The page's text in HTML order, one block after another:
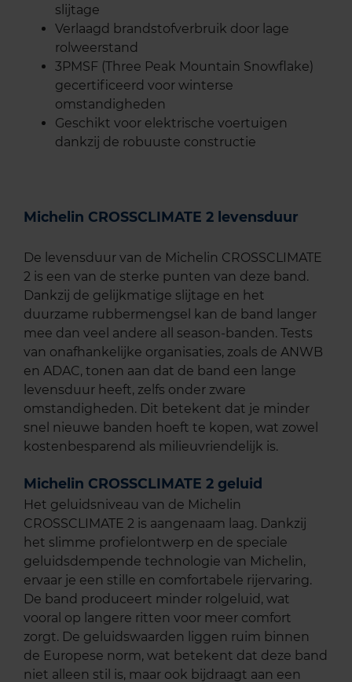
slijtage
Verlaagd brandstofverbruik door lage
rolweerstand
3PMSF (Three Peak Mountain Snowflake)
gecertificeerd voor winterse
omstandigheden
Geschikt voor elektrische voertuigen
dankzij de robuuste constructie
Michelin CROSSCLIMATE 2 levensduur
De levensduur van de Michelin CROSSCLIMATE
2 is een van de sterke punten van deze band.
Dankzij de gelijkmatige slijtage en het
duurzame rubbermengsel kan de band langer
mee dan veel andere all season-banden. Tests
van onafhankelijke organisaties, zoals de ANWB
en ADAC, tonen aan dat de band een lange
levensduur heeft, zelfs onder zware
omstandigheden. Dit betekent dat je minder
snel nieuwe banden hoeft te kopen, wat zowel
kostenbesparend als milieuvriendelijk is.
Michelin CROSSCLIMATE 2 geluid
Het geluidsniveau van de Michelin
CROSSCLIMATE 2 is aangenaam laag. Dankzij
het slimme profielontwerp en de speciale
geluidsdempende technologie van Michelin,
ervaar je een stille en comfortabele rijervaring.
De band produceert minder rolgeluid, wat
vooral op langere ritten voor meer comfort
zorgt. De geluidswaarden liggen ruim binnen
de Europese norm, wat betekent dat deze band
niet alleen stil is, maar ook bijdraagt aan een